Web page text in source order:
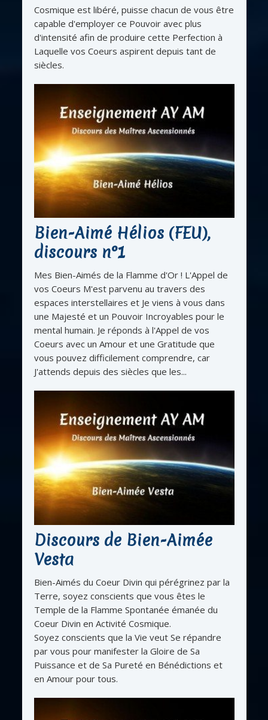
Cosmique est libéré, puisse chacun de vous être
capable d'employer ce Pouvoir avec plus
d'intensité afin de produire cette Perfection à
Laquelle vos Coeurs aspirent depuis tant de
siècles.
Bien-Aimé Hélios (FEU),
discours n°1
Mes Bien-Aimés de la Flamme d'Or ! L'Appel de
vos Coeurs M'est parvenu au travers des
espaces interstellaires et Je viens à vous dans
une Majesté et un Pouvoir Incroyables pour le
mental humain. Je réponds à l'Appel de vos
Coeurs avec un Amour et une Gratitude que
vous pouvez difficilement comprendre, car
J'attends depuis des siècles que les...
Discours de Bien-Aimée
Vesta
Bien-Aimés du Coeur Divin qui pérégrinez par la
Terre, soyez conscients que vous êtes le
Temple de la Flamme Spontanée émanée du
Coeur Divin en Activité Cosmique.
Soyez conscients que la Vie veut Se répandre
par vous pour manifester la Gloire de Sa
Puissance et de Sa Pureté en Bénédictions et
en Amour pour tous.